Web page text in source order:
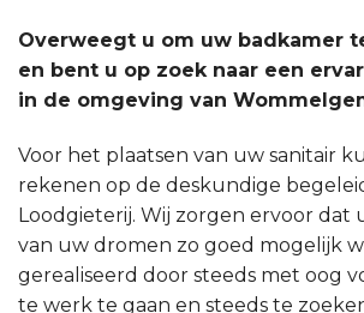
Overweegt u om uw badkamer
en bent u op zoek naar een
in de omgeving van
Voor het plaatsen van uw sanitair
rekenen op de deskundige
Loodgieterij. Wij zorgen ervoor dat
van uw dromen zo goed mogelijk
gerealiseerd door steeds met oog
te werk te gaan en steeds te